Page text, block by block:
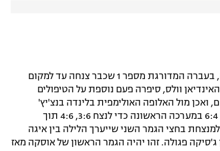
הראשונה להעפיל לגמר הייתה נאומי אוסקה, בעברה המדורגת מספר 1 שכבר צנחה עד למקום
וולס, סיפרה פעם נוספת על הטיפולים
מול האלופה האולימפית בלינדה בנצ'יץ'
השווייצרית (22) היא התעלתה, מחקה פיגור 6:4 במערכה הראשונה כדי לנצח 3:6, 4:6 תוך
למנצחת בחצי הגמר השני שייערך הלילה בין איגה
פגולה. זהו יהיה הגמר הראשון של אוסקה מאז